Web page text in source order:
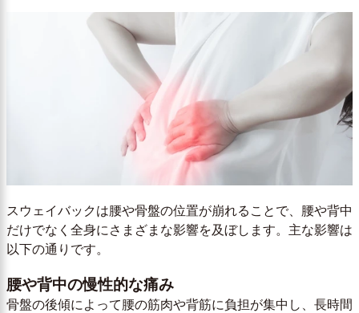
スウェイバックは腰や骨盤の位置が崩れることで、腰や背中
だけでなく全身にさまざまな影響を及ぼします。主な影響は
以下の通りです。
腰や背中の慢性的な痛み
骨盤の後傾によって腰の筋肉や背筋に負担が集中し、長時間